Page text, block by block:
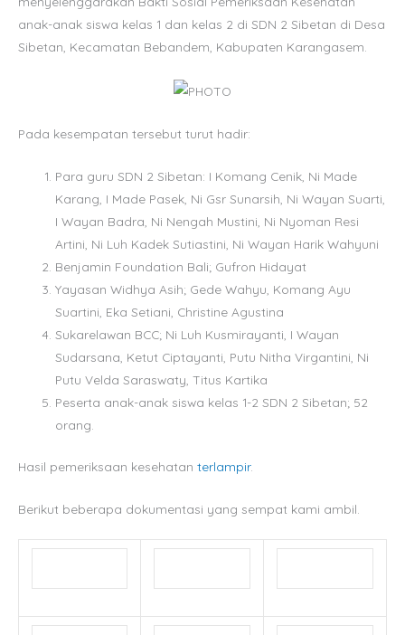
anak-anak siswa kelas 1 dan kelas 2 di SDN 2 Sibetan di Desa
Sibetan, Kecamatan Bebandem, Kabupaten Karangasem.
Pada kesempatan tersebut turut hadir:
Para guru SDN 2 Sibetan: I Komang Cenik, Ni Made
Karang, I Made Pasek, Ni Gsr Sunarsih, Ni Wayan Suarti,
I Wayan Badra, Ni Nengah Mustini, Ni Nyoman Resi
Artini, Ni Luh Kadek Sutiastini, Ni Wayan Harik Wahyuni
Benjamin Foundation Bali; Gufron Hidayat
Yayasan Widhya Asih; Gede Wahyu, Komang Ayu
Suartini, Eka Setiani, Christine Agustina
Sukarelawan BCC; Ni Luh Kusmirayanti, I Wayan
Sudarsana, Ketut Ciptayanti, Putu Nitha Virgantini, Ni
Putu Velda Saraswaty, Titus Kartika
Peserta anak-anak siswa kelas 1-2 SDN 2 Sibetan; 52
orang.
Hasil pemeriksaan kesehatan terlampir.
Berikut beberapa dokumentasi yang sempat kami ambil.